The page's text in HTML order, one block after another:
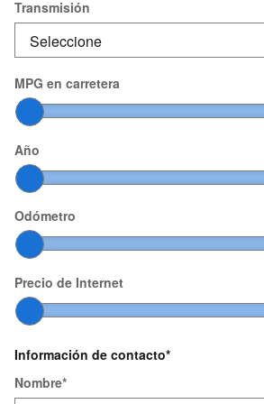
Transmisión
MPG en carretera
Año
Odómetro
Precio de Internet
Información de contacto*
Nombre*